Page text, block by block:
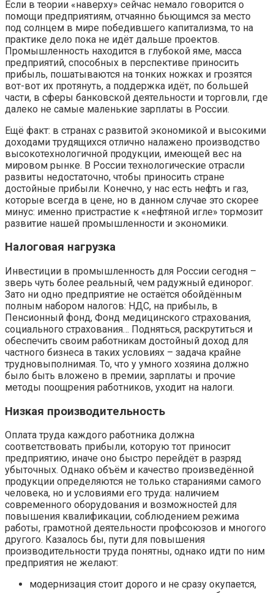
Если в теории «наверху» сейчас немало говорится о
помощи предприятиям, отчаянно бьющимся за место
под солнцем в мире победившего капитализма, то на
практике дело пока не идёт дальше проектов.
Промышленность находится в глубокой яме, масса
предприятий, способных в перспективе приносить
прибыль, пошатываются на тонких ножках и грозятся
вот-вот их протянуть, а поддержка идёт, по большей
части, в сферы банковской деятельности и торговли, где
далеко не самые маленькие зарплаты в России.
Ещё факт: в странах с развитой экономикой и высокими
доходами трудящихся отлично налажено производство
высокотехнологичной продукции, имеющей вес на
мировом рынке. В России технологические отрасли
развиты недостаточно, чтобы приносить стране
достойные прибыли. Конечно, у нас есть нефть и газ,
которые всегда в цене, но в данном случае это скорее
минус: именно пристрастие к «нефтяной игле» тормозит
развитие нашей промышленности и экономики.
Налоговая нагрузка
Инвестиции в промышленность для России сегодня –
зверь чуть более реальный, чем радужный единорог.
Зато ни одно предприятие не остаётся обойдённым
полным набором налогов: НДС, на прибыль, в
Пенсионный фонд, Фонд медицинского страхования,
социального страхования… Подняться, раскрутиться и
обеспечить своим работникам достойный доход для
частного бизнеса в таких условиях – задача крайне
трудновыполнимая. То, что у умного хозяина должно
было быть вложено в премии, зарплаты и прочие
методы поощрения работников, уходит на налоги.
Низкая производительность
Оплата труда каждого работника должна
соответствовать прибыли, которую тот приносит
предприятию, иначе оно быстро перейдёт в разряд
убыточных. Однако объём и качество произведённой
продукции определяются не только стараниями самого
человека, но и условиями его труда: наличием
современного оборудования и возможностей для
повышения квалификации, соблюдением режима
работы, грамотной деятельности профсоюзов и многого
другого. Казалось бы, пути для повышения
производительности труда понятны, однако идти по ним
предприятия не желают:
модернизация стоит дорого и не сразу окупается,